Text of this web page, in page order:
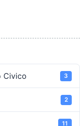
Civico 3
2
11